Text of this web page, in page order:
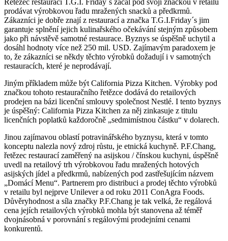
Řetězec restaurací T.G.I. Friday´s začal pod svojí značkou v retailu
prodávat výrobkovou řadu mražených snacků a předkrmů.
Zákazníci je dobře znají z restaurací a značka T.G.I.Friday´s jim
garantuje splnění jejich kulinařského očekávání stejným způsobem
jako při návstěvě samotné restaurace. Byznys se úspěšně uchytil a
dosáhl hodnoty více než 250 mil. USD. Zajímavým paradoxem je
to, že zákazníci se někdy těchto výrobků dožadují i v samotných
restauracích, které je neprodávají.
Jiným příkladem může být California Pizza Kitchen. Výrobky pod
značkou tohoto restauračního řetězce dodává do retailových
prodejen na bázi licenční smlouvy společnost Nestlé. I tento byznys
je úspěšný: California Pizza Kitchen za něj zinkasuje z titulu
licenčních poplatků každoročně „sedmimístnou částku“ v dolarech.
Jinou zajímavou oblastí potravinářského byznysu, která v tomto
konceptu nalezla nový zdroj růstu, je etnická kuchyně. P.F.Chang,
řetězec restaurací zaměřený na asijskou / čínskou kuchyni, úspěšně
uvedl na retailový trh výrobkovou řadu mražených hotových
asijských jídel a předkrmů, nabízených pod zastřešujícím názvem
„Domácí Menu“. Partnerem pro distribuci a prodej těchto výrobků
v retailu byl nejprve Unilever a od roku 2011 ConAgra Foods.
Důvěryhodnost a síla značky P.F.Chang je tak velká, že regálová
cena jejích retailových výrobků mohla být stanovena až téměř
dvojnásobná v porovnání s regálovými prodejními cenami
konkurentů.